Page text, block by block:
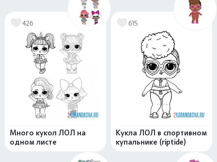
426
Много кукол ЛОЛ на
одном листе
615
Кукла ЛОЛ в спортивном
купальнике (riptide)